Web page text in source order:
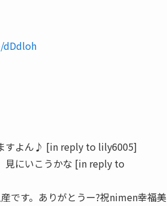
すよん♪ [in reply to lily6005]
見にいこうかな [in reply to
です。ありがとうー?祝nimen幸福美